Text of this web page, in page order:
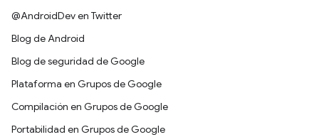
@AndroidDev en Twitter
Blog de Android
Blog de seguridad de Google
Plataforma en Grupos de Google
Compilación en Grupos de Google
Portabilidad en Grupos de Google